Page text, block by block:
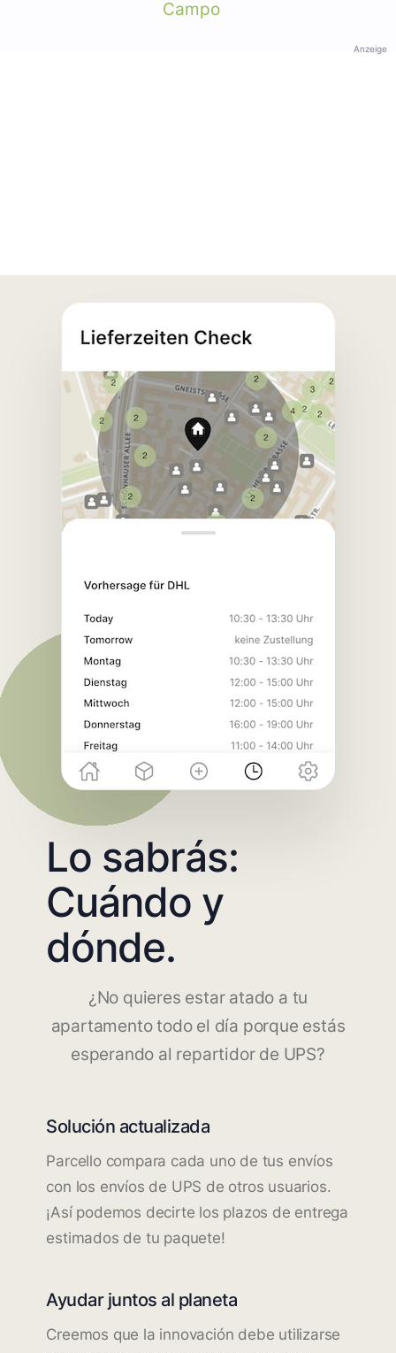
Campo
Anzeige
Lo sabrás:
Cuándo y
dónde.
¿No quieres estar atado a tu
apartamento todo el día porque estás
esperando al repartidor de UPS?
Solución actualizada
Parcello compara cada uno de tus envíos
con los envíos de UPS de otros usuarios.
¡Así podemos decirte los plazos de entrega
estimados de tu paquete!
Ayudar juntos al planeta
Creemos que la innovación debe utilizarse